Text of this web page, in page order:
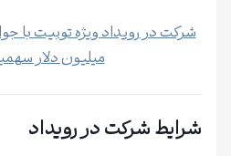
شرکت در رویداد ویژه توبیت با
میلیون دلار
شرایط شرکت در رویداد